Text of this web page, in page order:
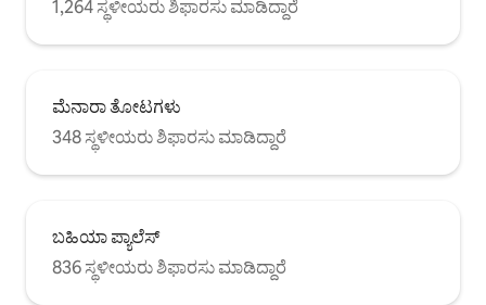
1,264 ಸ್ಥಳೀಯರು ಶಿಫಾರಸು ಮಾಡಿದ್ದಾರೆ
ಮೆನಾರಾ ತೋಟಗಳು
348 ಸ್ಥಳೀಯರು ಶಿಫಾರಸು ಮಾಡಿದ್ದಾರೆ
ಬಹಿಯಾ ಪ್ಯಾಲೆಸ್
836 ಸ್ಥಳೀಯರು ಶಿಫಾರಸು ಮಾಡಿದ್ದಾರೆ